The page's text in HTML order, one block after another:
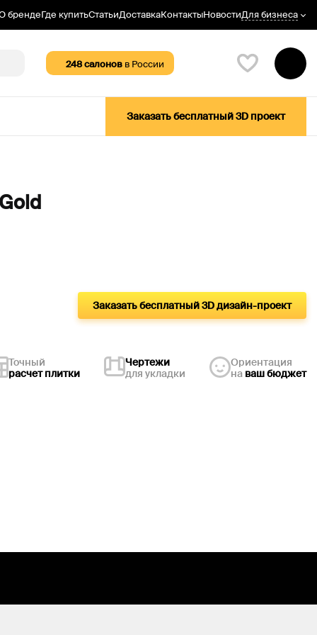
брендеГде купитьСтатьиДоставкаКонтактыНовостиДля бизнеса
248салонов в России
Заказать бесплатный 3D проект
Заказать бесплатный 3D дизайн-проект
Точный
расчет плитки
Чертежи
для укладки
Ориентация
на ваш бюджет